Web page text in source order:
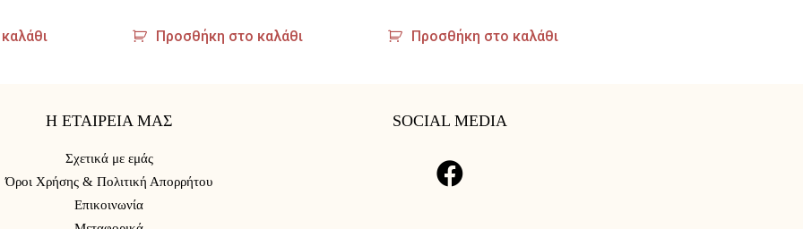
Προσθήκη στο καλάθι Προσθήκη στο καλάθι
Η ΕΤΑΙΡΕΙΑ ΜΑΣ
Σχετικά με εμάς
Όροι Χρήσης & Πολιτική Απορρήτου
Επικοινωνία
SOCIAL MEDIA